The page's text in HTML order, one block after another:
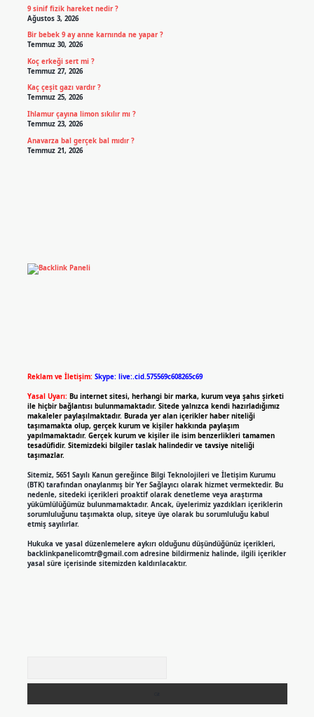
9 sinif fizik hareket nedir ?
Ağustos 3, 2026
Bir bebek 9 ay anne karnında ne yapar ?
Temmuz 30, 2026
Koç erkeği sert mi ?
Temmuz 27, 2026
Kaç çeşit gazı vardır ?
Temmuz 25, 2026
Ihlamur çayına limon sıkılır mı ?
Temmuz 23, 2026
Anavarza bal gerçek bal mıdır ?
Temmuz 21, 2026
Reklam ve İletişim: Skype: live:.cid.575569c608265c69
Yasal Uyarı: Bu internet sitesi, herhangi bir marka, kurum veya şahıs şirketi
ile hiçbir bağlantısı bulunmamaktadır. Sitede yalnızca kendi hazırladığımız
makaleler paylaşılmaktadır. Burada yer alan içerikler haber niteliği
taşımamakta olup, gerçek kurum ve kişiler hakkında paylaşım
yapılmamaktadır. Gerçek kurum ve kişiler ile isim benzerlikleri tamamen
tesadüfidir. Sitemizdeki bilgiler taslak halindedir ve tavsiye niteliği
taşımazlar.
Sitemiz, 5651 Sayılı Kanun gereğince Bilgi Teknolojileri ve İletişim Kurumu
(BTK) tarafından onaylanmış bir Yer Sağlayıcı olarak hizmet vermektedir. Bu
nedenle, sitedeki içerikleri proaktif olarak denetleme veya araştırma
yükümlülüğümüz bulunmamaktadır. Ancak, üyelerimiz yazdıkları içeriklerin
sorumluluğunu taşımakta olup, siteye üye olarak bu sorumluluğu kabul
etmiş sayılırlar.
Hukuka ve yasal düzenlemelere aykırı olduğunu düşündüğünüz içerikleri,
backlinkpanelicomtr@gmail.comadresine bildirmeniz halinde, ilgili içerikler
yasal süre içerisinde sitemizden kaldırılacaktır.